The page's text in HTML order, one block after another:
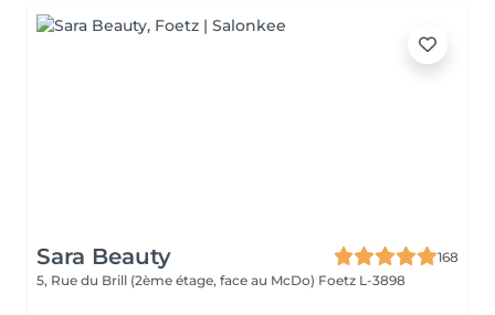
Sara Beauty
168
5, Rue du Brill (2ème étage, face au McDo) Foetz L-3898